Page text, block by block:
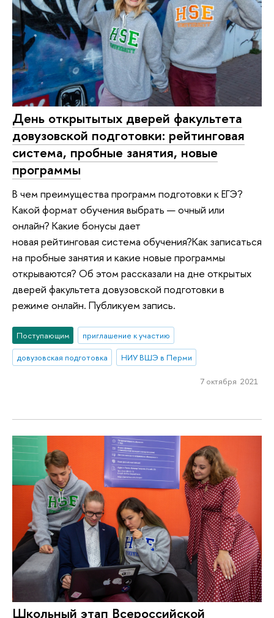
День открытытых дверей факультета
довузовской подготовки: рейтинговая
система, пробные занятия, новые
программы
В чем преимущества программ подготовки к ЕГЭ?
Какой формат обучения выбрать — очный или
онлайн? Какие бонусы дает
новая рейтинговая система обучения?Как записаться
на пробные занятия и какие новые программы
открываются? Об этом рассказали на дне открытых
дверей факультета довузовской подготовки в
режиме онлайн. Публикуем запись.
Поступающим
приглашение к участию
довузовская подготовка
НИУ ВШЭ в Перми
7 октября 2021
Школьный этап Всероссийской